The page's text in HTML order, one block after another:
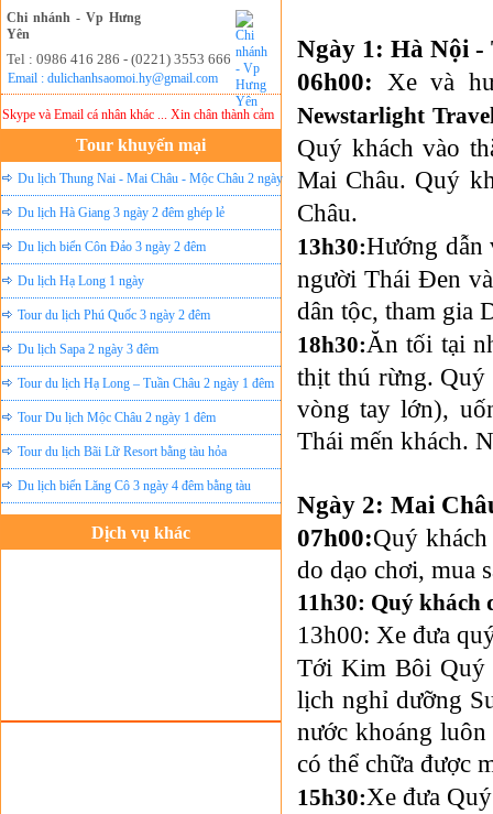
Chi nhánh - Vp Hưng
Yên
Tel : 0986 416 286 - (0221) 3553 666
Email : dulichanhsaomoi.hy@gmail.com
Lưu ý:DU LỊCH ÁNH SAO MỚI
và Email cá nhân khác ... Xin chân thành cảm ơn!
Tour khuyến mại
Du lịch Thung Nai - Mai Châu - Mộc Châu 2 ngày
ghép lẻ
Du lịch Hà Giang 3 ngày 2 đêm ghép lẻ
Du lịch biển Côn Đảo 3 ngày 2 đêm
Du lịch Hạ Long 1 ngày
Tour du lịch Phú Quốc 3 ngày 2 đêm
Du lịch Sapa 2 ngày 3 đêm
Tour du lịch Hạ Long – Tuần Châu 2 ngày 1 đêm
Tour Du lịch Mộc Châu 2 ngày 1 đêm
Tour du lịch Bãi Lữ Resort bằng tàu hỏa
Du lịch biển Lăng Cô 3 ngày 4 đêm bằng tàu
Dịch vụ khác
Ngày 1: Hà Nội
06h00: Xe và
Newstarlight
Quý khách vào
Mai Châu. Quý
Châu.
13h30:Hướng dẫn
người Thái Đen
dân tộc, tham gia
18h30:Ăn tối tại
thịt thú rừng.
vòng tay lớn),
Thái mến khách.
Ngày 2: Mai
07h00:Quý
do dạo chơi, mua
11h30: Quý khách
13h00: Xe đưa
Tới Kim Bôi Quý
lịch nghỉ dưỡng
nước khoáng
có thể chữa được
15h30:Xe đưa